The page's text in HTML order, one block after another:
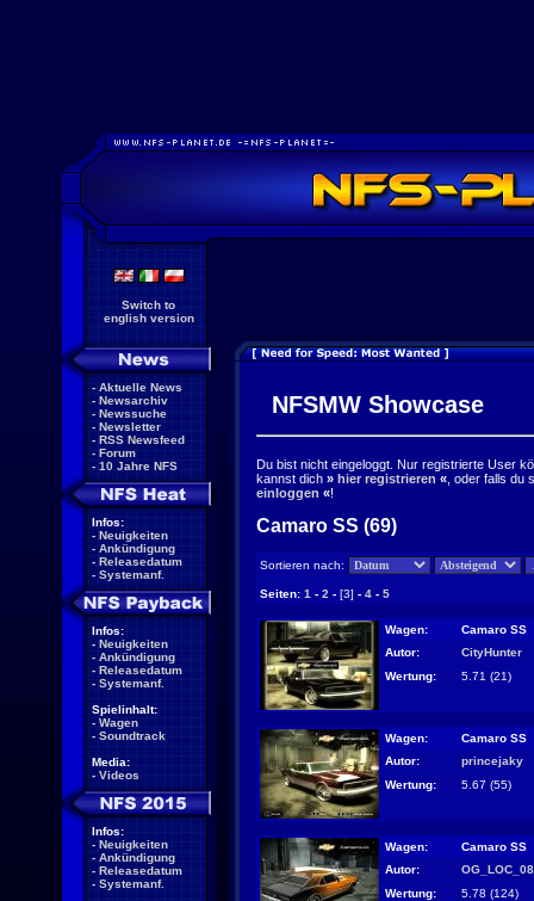
Switch to
english version
- Aktuelle News
- Newsarchiv
- Newssuche
- Newsletter
- RSS Newsfeed
- Forum
- 10 Jahre NFS
Infos:
- Neuigkeiten
- Ankündigung
- Releasedatum
- Systemanf.
Infos:
- Neuigkeiten
- Ankündigung
- Releasedatum
- Systemanf.
Spielinhalt:
- Wagen
- Soundtrack
Media:
- Videos
Infos:
- Neuigkeiten
- Ankündigung
- Releasedatum
- Systemanf.
NFSMW Showcase
Du bist nicht eingeloggt. Nur registrierte User
kannst dich » hier registrieren « , oder falls
einloggen «!
Camaro SS (69)
Sortieren nach:
Seiten: 1 - 2 - [3] - 4 - 5
Wagen:
Camaro SS
Autor:
CityHunter
Wertung:
5.71 (21)
Wagen:
Camaro SS
Autor:
princejaky
Wertung:
5.67 (55)
Wagen:
Camaro SS
Autor:
OG_LOC_08
Wertung:
5.78 (124)